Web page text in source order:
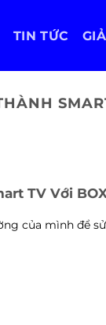
TIN TỨC
TV Với
của mình để